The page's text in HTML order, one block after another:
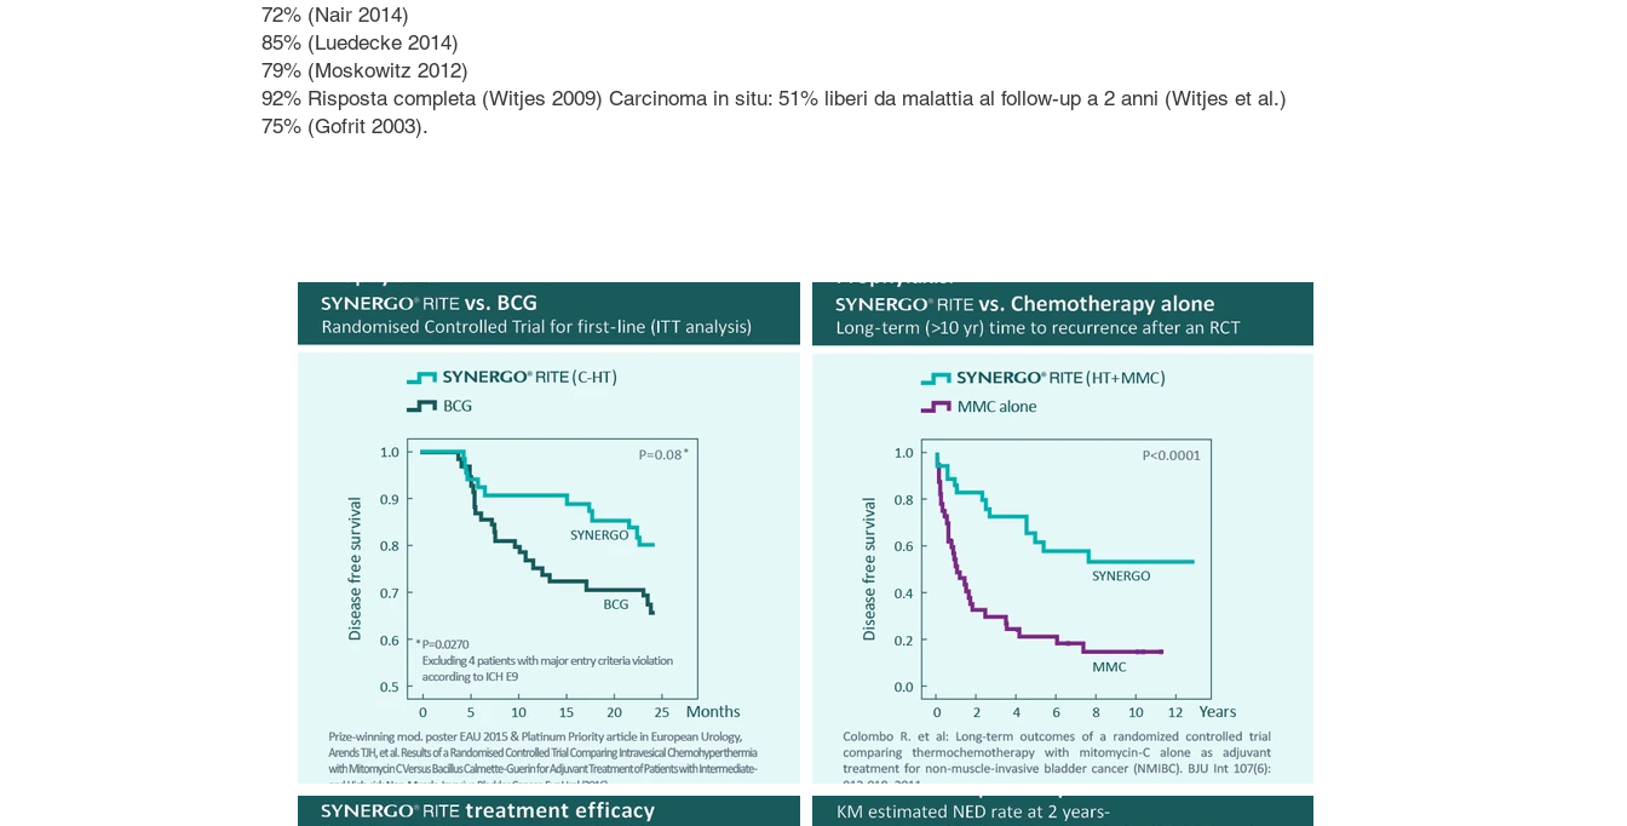
72% (Nair 2014)
85% (Luedecke 2014)
79% (Moskowitz 2012)
92% Risposta completa (Witjes 2009) Carcinoma in situ: 51% liberi da malattia al follow-up a 2 anni (Witjes et al.)
75% (Gofrit 2003).